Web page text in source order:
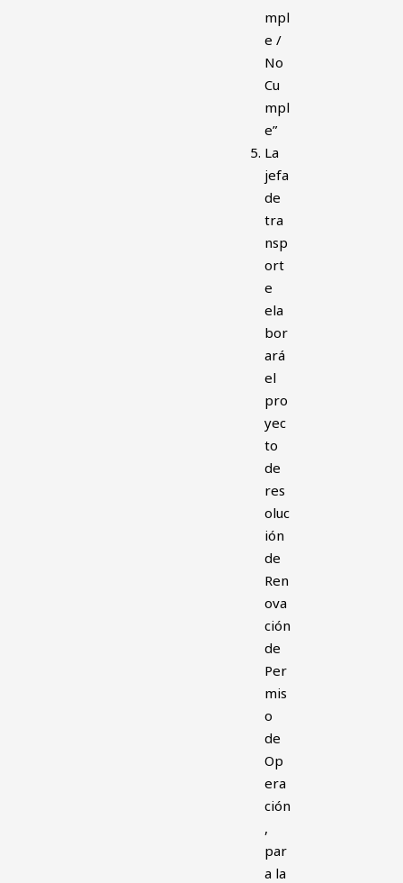
mpl
e /
No
Cu
mpl
e”
La
jefa
de
tra
nsp
ort
e
ela
bor
ará
el
pro
yec
to
de
res
oluc
ión
de
Ren
ova
ción
de
Per
mis
o
de
Op
era
ción
,
par
a la